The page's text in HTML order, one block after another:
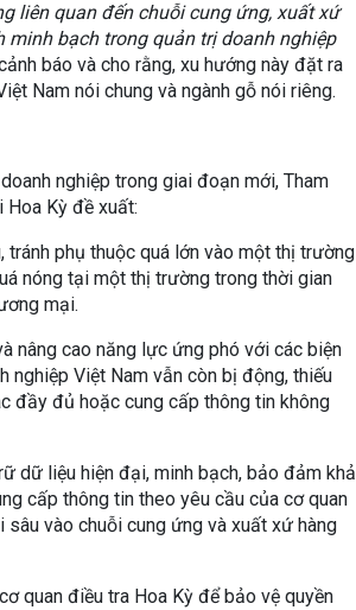
liên quan đến chuỗi cung ứng, xuất xứ
bạch trong quản trị doanh nghiệp
báo và cho rằng, xu hướng này đặt ra
Nam nói chung và ngành gỗ nói riêng.
nghiệp trong giai đoạn mới, Tham
Hoa Kỳ đề xuất:
phụ thuộc quá lớn vào một thị trường
nóng tại một thị trường trong thời gian
mại.
nâng cao năng lực ứng phó với các biện
nghiệp Việt Nam vẫn còn bị động, thiếu
đầy đủ hoặc cung cấp thông tin không
dữ liệu hiện đại, minh bạch, bảo đảm khả
cấp thông tin theo yêu cầu của cơ quan
vào chuỗi cung ứng và xuất xứ hàng
quan điều tra Hoa Kỳ để bảo vệ quyền